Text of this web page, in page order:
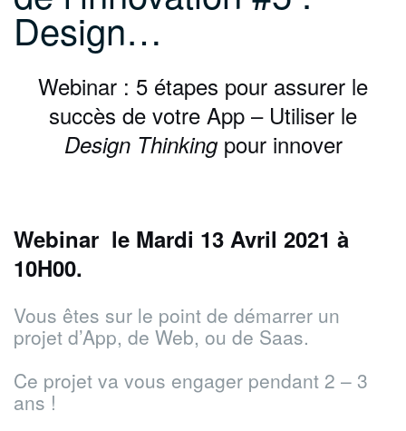
Design…
Webinar : 5 étapes pour assurer le
succès de votre App – Utiliser le
Design Thinkingpour innover
Webinar le Mardi 13 Avril 2021 à
10H00.
Vous êtes sur le point de démarrer un
projet d’App, de Web, ou de Saas.
Ce projet va vous engager pendant 2 – 3
ans !